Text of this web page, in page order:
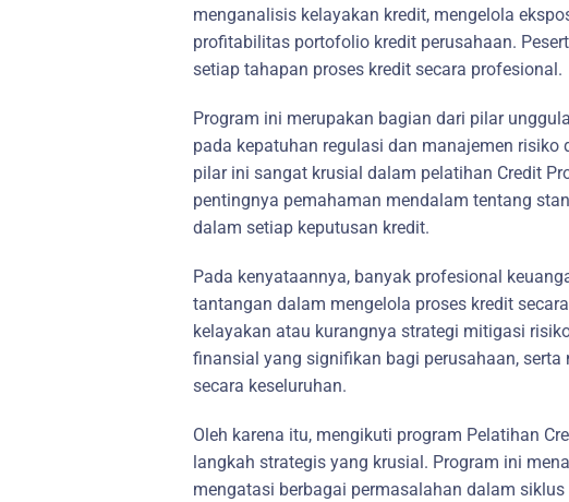
menganalisis kelayakan kredit, mengelola
profitabilitas portofolio kredit perusahaan.
setiap tahapan proses kredit secara profesional.
Program ini merupakan bagian dari pilar
pada kepatuhan regulasi dan manajemen risiko
pilar ini sangat krusial dalam pelatihan Credit
pentingnya pemahaman mendalam tentang
dalam setiap keputusan kredit.
Pada kenyataannya, banyak profesional
tantangan dalam mengelola proses kredit
kelayakan atau kurangnya strategi mitigasi
finansial yang signifikan bagi perusahaan,
secara keseluruhan.
Oleh karena itu, mengikuti program Pelatihan
langkah strategis yang krusial. Program ini
mengatasi berbagai permasalahan dalam